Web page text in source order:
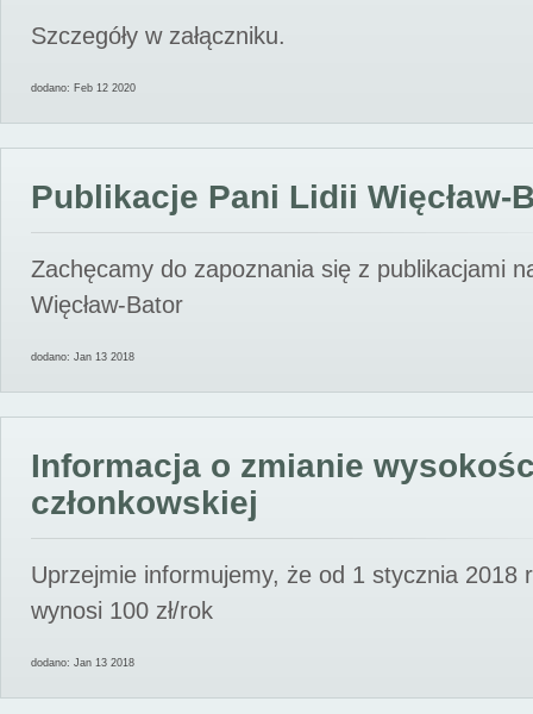
Szczegóły w załączniku.
dodano: Feb 12 2020
Publikacje Pani Lidii Więcław-
Zachęcamy do zapoznania się z publikacjami
Więcław-Bator
dodano: Jan 13 2018
Informacja o zmianie
członkowskiej
Uprzejmie informujemy, że od 1 stycznia 2018
wynosi 100 zł/rok
dodano: Jan 13 2018